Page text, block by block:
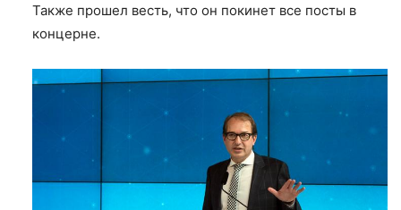
Также прошел весть, что он покинет все посты в
концерне.